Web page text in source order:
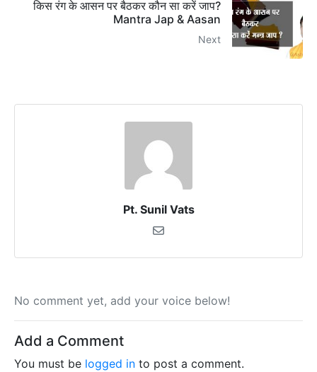
किस रंग के आसन पर बैठकर कौन सा करें जाप?
Mantra Jap & Aasan
Next
Pt. Sunil Vats
No comment yet, add your voice below!
Add a Comment
You must be logged in to post a comment.